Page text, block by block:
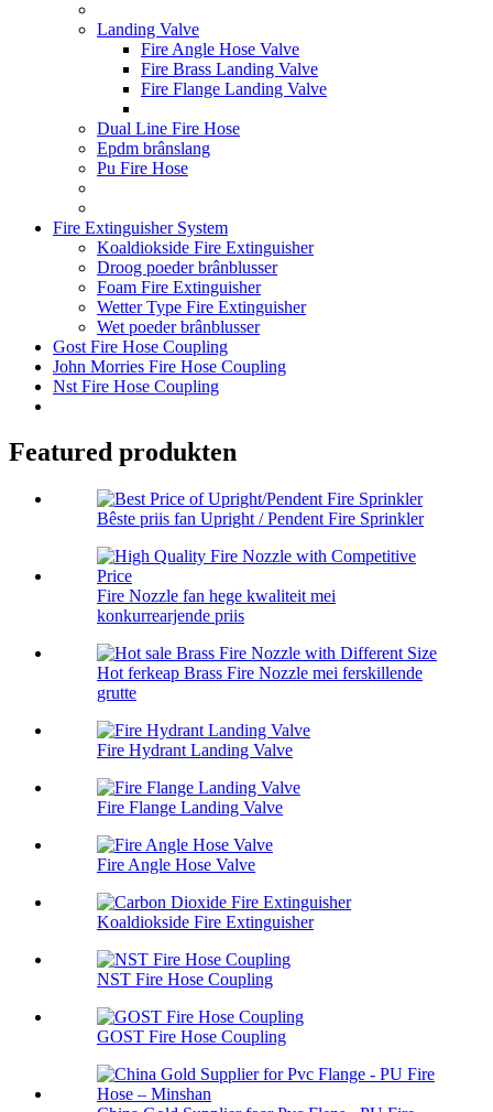
Landing Valve
Fire Angle Hose Valve
Fire Brass Landing Valve
Fire Flange Landing Valve
Dual Line Fire Hose
Epdm brânslang
Pu Fire Hose
Fire Extinguisher System
Koaldiokside Fire Extinguisher
Droog poeder brânblusser
Foam Fire Extinguisher
Wetter Type Fire Extinguisher
Wet poeder brânblusser
Gost Fire Hose Coupling
John Morries Fire Hose Coupling
Nst Fire Hose Coupling
Featured produkten
Bêste priis fan Upright / Pendent Fire Sprinkler
Fire Nozzle fan hege kwaliteit mei
konkurrearjende priis
Hot ferkeap Brass Fire Nozzle mei ferskillende
grutte
Fire Hydrant Landing Valve
Fire Flange Landing Valve
Fire Angle Hose Valve
Koaldiokside Fire Extinguisher
NST Fire Hose Coupling
GOST Fire Hose Coupling